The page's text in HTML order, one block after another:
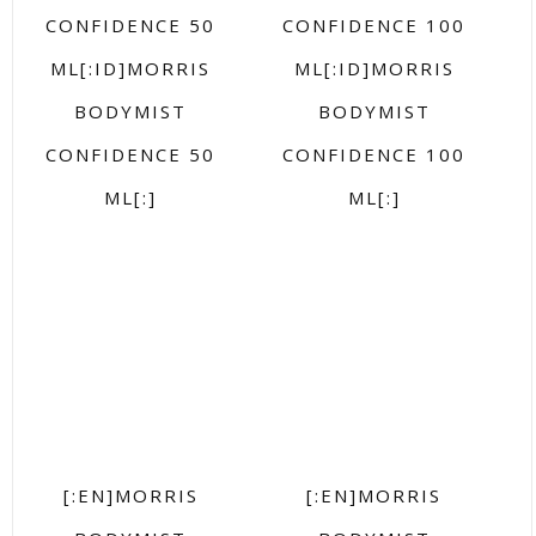
CONFIDENCE 50
ML[:ID]MORRIS
BODYMIST
CONFIDENCE 50
ML[:]
CONFIDENCE 100
ML[:ID]MORRIS
BODYMIST
CONFIDENCE 100
ML[:]
[:EN]MORRIS
[:EN]MORRIS